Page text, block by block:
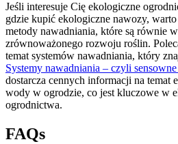
Jeśli interesuje Cię ekologiczne
gdzie kupić ekologiczne nawozy,
metody nawadniania, które są równie
zrównoważonego rozwoju roślin.
temat systemów nawadniania, który
Systemy nawadniania – czyli
dostarcza cennych informacji na temat
wody w ogrodzie, co jest kluczowe w
ogrodnictwa.
FAQs